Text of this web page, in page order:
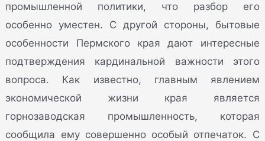
промышленной политики, что разбор его
особенно уместен. С другой стороны, бытовые
особенности Пермского края дают интересные
подтверждения кардинальной важности этого
вопроса. Как известно, главным явлением
экономической жизни края является
горнозаводская промышленность, которая
сообщила ему совершенно особый отпечаток. С